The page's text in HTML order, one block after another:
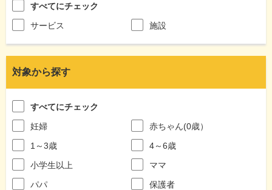
すべてにチェック
サービス
施設
対象から探す
すべてにチェック
妊婦
赤ちゃん(0歳）
1～3歳
4～6歳
小学生以上
ママ
パパ
保護者